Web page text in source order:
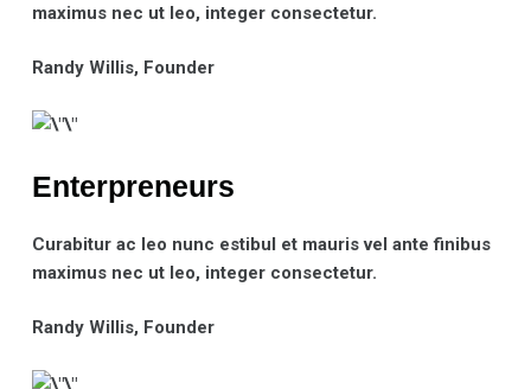
maximus nec ut leo, integer consectetur.
Randy Willis, Founder
Enterpreneurs
Curabitur ac leo nunc estibul et mauris vel ante finibus
maximus nec ut leo, integer consectetur.
Randy Willis, Founder